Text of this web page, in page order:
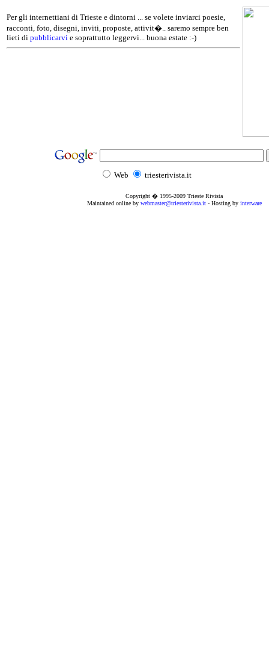
Per gli internettiani di Trieste e dintorni ... se volete inviarci poesie,
racconti, foto, disegni, inviti, proposte, attivit�.. saremo sempre ben
lieti di pubblicarvi e soprattutto leggervi... buona estate :-)
Web triesterivista.it
Copyright � 1995-2009 Trieste Rivista
Maintained online by webmaster@triesterivista.it- Hosting by interware